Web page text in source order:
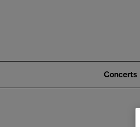
2)
Concerts